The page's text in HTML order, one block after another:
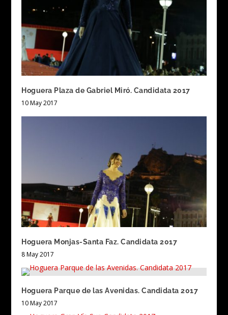
Hoguera Plaza de Gabriel Miró. Candidata 2017
10 May 2017
Hoguera Monjas-Santa Faz. Candidata 2017
8 May 2017
Hoguera Parque de las Avenidas. Candidata 2017
10 May 2017